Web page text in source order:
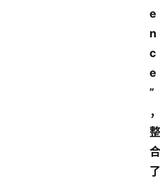
e
n
c
e
”
，
整
合
了